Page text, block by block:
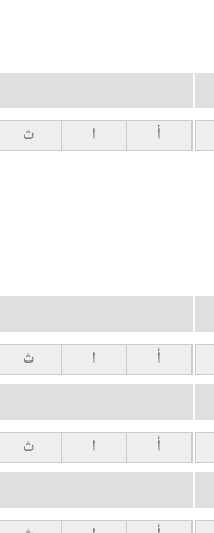
أ ا ث
أ ا ث
أ ا ث